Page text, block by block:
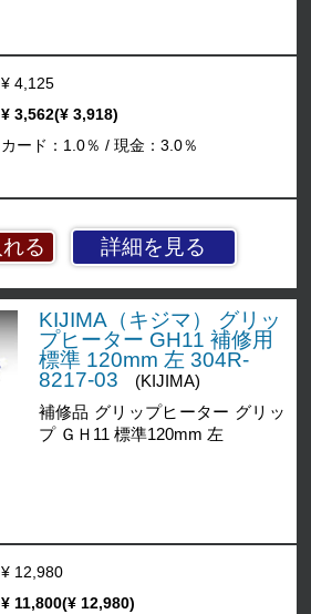
詳細を見る
¥ 4,125
¥ 3,562(¥ 3,918)
カード：1.0％ / 現金：3.0％
KIJIMA（キジマ） グリッ
プヒーター GH11 補修用
標準 120mm 左 304R-
8217-03
(KIJIMA)
補修品 グリップヒーター グリッ
プ ＧＨ11 標準120mm 左
¥ 12,980
¥ 11,800(¥ 12,980)